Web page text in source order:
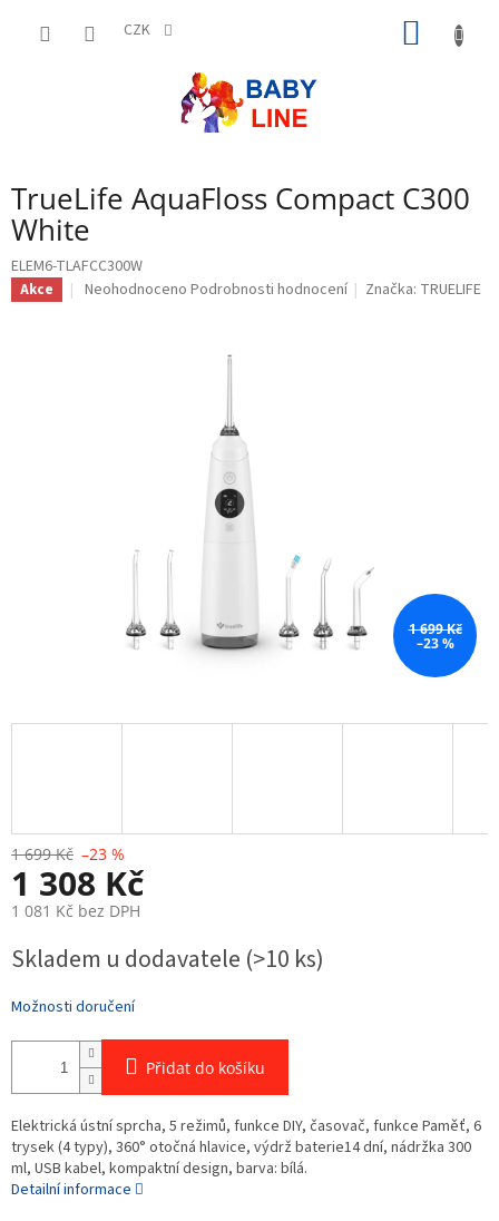
CZK
TrueLife AquaFloss Compact C300
White
ELEM6-TLAFCC300W
Akce
Průměrné
Neohodnoceno Podrobnosti hodnocení Značka: TRUELIFE
1 699 Kč
–23 %
1 699 Kč –23 %
1 308 Kč
1 081 Kč bez DPH
cena:
Skladem u dodavatele (>10 ks)
Možnosti doručení
Přidat do košíku
Elektrická ústní sprcha, 5 režimů, funkce DIY, časovač, funkce Paměť, 6
trysek (4 typy), 360° otočná hlavice, výdrž baterie14 dní, nádržka 300
ml, USB kabel, kompaktní design, barva: bílá.
Detailní informace